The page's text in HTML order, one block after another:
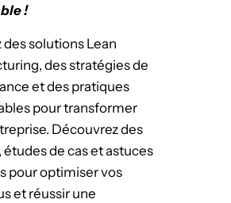
!
des solutions Lean
des stratégies de
et des pratiques
pour transformer
Découvrez des
études de cas et astuces
pour optimiser vos
et réussir une